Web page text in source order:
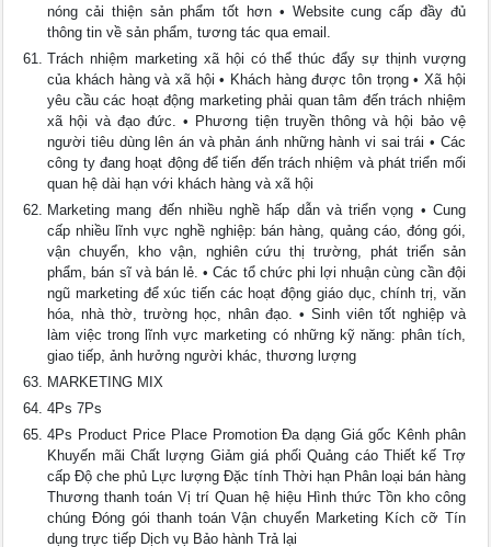
nóng cải thiện sản phẩm tốt hơn • Website cung cấp đầy đủ
thông tin về sản phẩm, tương tác qua email.
Trách nhiệm marketing xã hội có thể thúc đẩy sự thịnh vượng
của khách hàng và xã hội • Khách hàng được tôn trọng • Xã hội
yêu cầu các hoạt động marketing phải quan tâm đến trách nhiệm
xã hội và đạo đức. • Phương tiện truyền thông và hội bảo vệ
người tiêu dùng lên án và phản ánh những hành vi sai trái • Các
công ty đang hoạt động để tiến đến trách nhiệm và phát triển mối
quan hệ dài hạn với khách hàng và xã hội
Marketing mang đến nhiều nghề hấp dẫn và triển vọng • Cung
cấp nhiều lĩnh vực nghề nghiệp: bán hàng, quảng cáo, đóng gói,
vận chuyển, kho vận, nghiên cứu thị trường, phát triển sản
phẩm, bán sĩ và bán lẻ. • Các tổ chức phi lợi nhuận cùng cần đội
ngũ marketing để xúc tiến các hoạt động giáo dục, chính trị, văn
hóa, nhà thờ, trường học, nhân đạo. • Sinh viên tốt nghiệp và
làm việc trong lĩnh vực marketing có những kỹ năng: phân tích,
giao tiếp, ảnh hưởng người khác, thương lượng
MARKETING MIX
4Ps 7Ps
4Ps Product Price Place Promotion Đa dạng Giá gốc Kênh phân
Khuyến mãi Chất lượng Giảm giá phối Quảng cáo Thiết kế Trợ
cấp Độ che phủ Lực lượng Đặc tính Thời hạn Phân loại bán hàng
Thương thanh toán Vị trí Quan hệ hiệu Hình thức Tồn kho công
chúng Đóng gói thanh toán Vận chuyển Marketing Kích cỡ Tín
dụng trực tiếp Dịch vụ Bảo hành Trả lại